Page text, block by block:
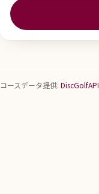
コースデータ提供: DiscGolfAPI